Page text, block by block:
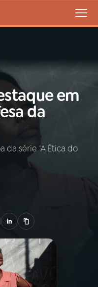
AO VIVO
em
da
da série "A Ética do